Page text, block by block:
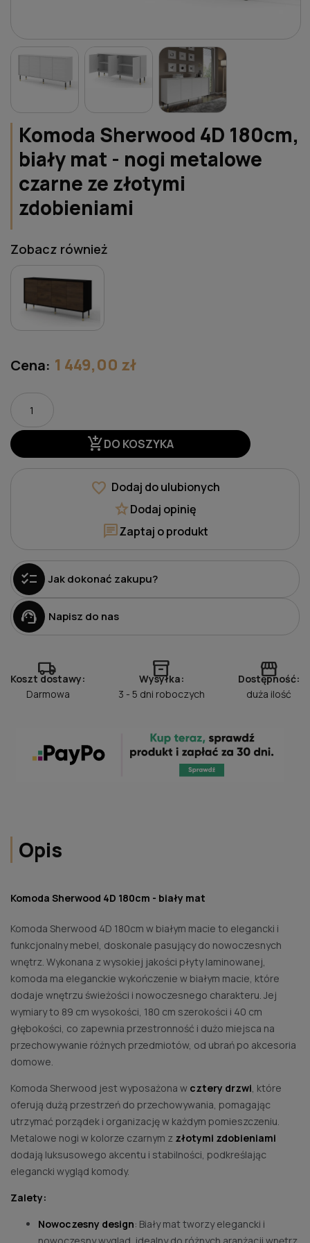
Komoda Sherwood 4D 180cm,
biały mat - nogi metalowe
czarne ze złotymi
zdobieniami
Zobacz również
Cena: 1 449,00 zł
add_shopping_cartDO KOSZYKA
favorite Dodaj do ulubionych
starDodaj opinię
chatZaptaj o produkt
checklist Jak dokonać zakupu?
support_agent Napisz do nas
local_shipping
Koszt dostawy:
Darmowa
inventory_2
Wysyłka:
3 - 5 dni roboczych
storefront
Dostępność:
duża ilość
Opis
Komoda Sherwood 4D 180cm - biały mat
Komoda Sherwood 4D 180cm w białym macie to elegancki i
funkcjonalny mebel, doskonale pasujący do nowoczesnych
wnętrz. Wykonana z wysokiej jakości płyty laminowanej,
komoda ma eleganckie wykończenie w białym macie, które
dodaje wnętrzu świeżości i nowoczesnego charakteru. Jej
wymiary to 89 cm wysokości, 180 cm szerokości i 40 cm
głębokości, co zapewnia przestronność i dużo miejsca na
przechowywanie różnych przedmiotów, od ubrań po akcesoria
domowe.
Komoda Sherwood jest wyposażona w cztery drzwi, które
oferują dużą przestrzeń do przechowywania, pomagając
utrzymać porządek i organizację w każdym pomieszczeniu.
Metalowe nogi w kolorze czarnym z złotymi zdobieniami
dodają luksusowego akcentu i stabilności, podkreślając
elegancki wygląd komody.
Zalety:
Nowoczesny design: Biały mat tworzy elegancki i